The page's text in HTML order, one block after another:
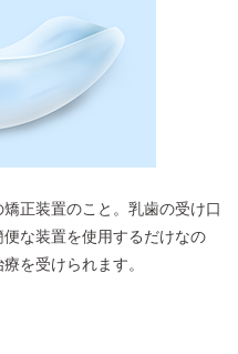
正装置のこと。乳歯の受け口
な装置を使用するだけなの
を受けられます。